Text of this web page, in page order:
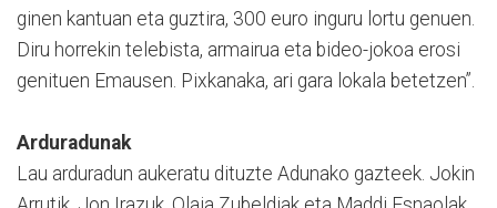
ginen kantuan eta guztira, 300 euro inguru lortu genuen.
Diru horrekin telebista, armairua eta bideo-jokoa erosi
genituen Emausen. Pixkanaka, ari gara lokala betetzen”.
Arduradunak
Lau arduradun aukeratu dituzte Adunako gazteek. Jokin